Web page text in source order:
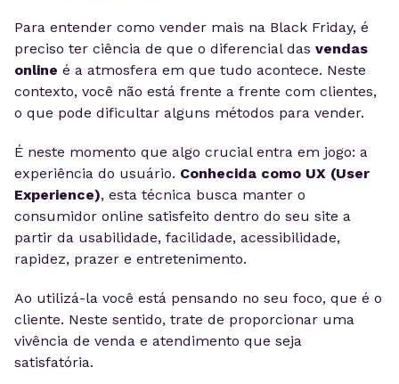
Para entender como vender mais na Black Friday, é
preciso ter ciência de que o diferencial das vendas
online é a atmosfera em que tudo acontece. Neste
contexto, você não está frente a frente com clientes,
o que pode dificultar alguns métodos para vender.
É neste momento que algo crucial entra em jogo: a
experiência do usuário. Conhecida como UX (User
Experience), esta técnica busca manter o
consumidor online satisfeito dentro do seu site a
partir da usabilidade, facilidade, acessibilidade,
rapidez, prazer e entretenimento.
Ao utilizá-la você está pensando no seu foco, que é o
cliente. Neste sentido, trate de proporcionar uma
vivência de venda e atendimento que seja
satisfatória.